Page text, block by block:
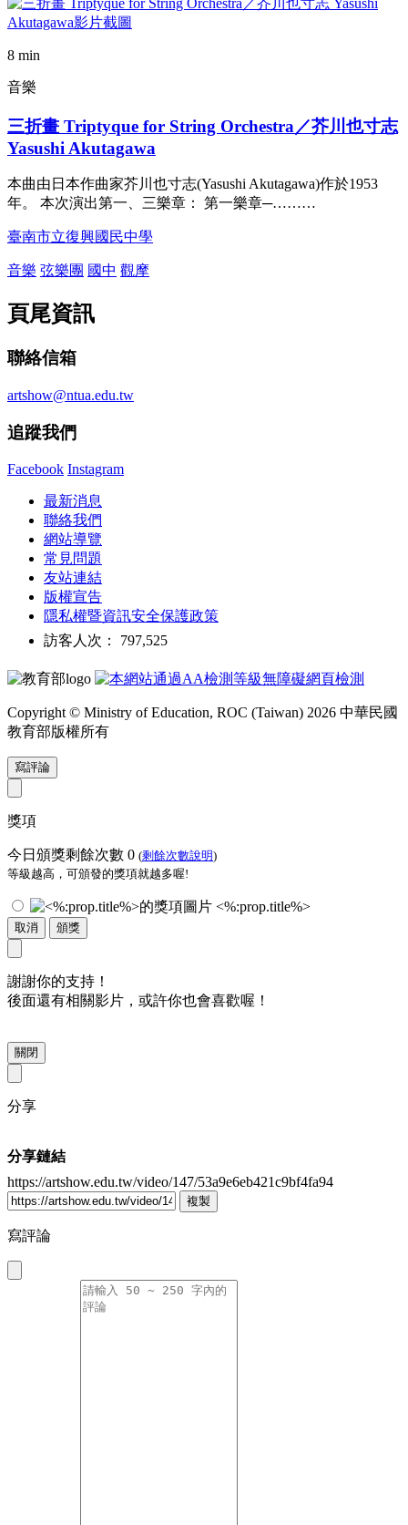
8 min
音樂
三折畫 Triptyque for String Orchestra／芥川也寸志
Yasushi Akutagawa
本曲由日本作曲家芥川也寸志(Yasushi Akutagawa)作於1953
年。 本次演出第一、三樂章： 第一樂章─………
臺南市立復興國民中學
音樂 弦樂團 國中 觀摩
頁尾資訊
聯絡信箱
artshow@ntua.edu.tw
追蹤我們
Facebook Instagram
最新消息
聯絡我們
網站導覽
常見問題
友站連結
版權宣告
隱私權暨資訊安全保護政策
訪客人次： 797,525
Copyright © Ministry of Education, ROC (Taiwan) 2026 中華民國
教育部版權所有
寫評論
獎項
今日頒獎剩餘次數 0 (剩餘次數說明)
等級越高，可頒發的獎項就越多喔!
<%:prop.title%>
取消 頒獎
謝謝你的支持！
後面還有相關影片，或許你也會喜歡喔！
關閉
分享
分享鏈結
https://artshow.edu.tw/video/147/53a9e6eb421c9bf4fa94
複製
寫評論